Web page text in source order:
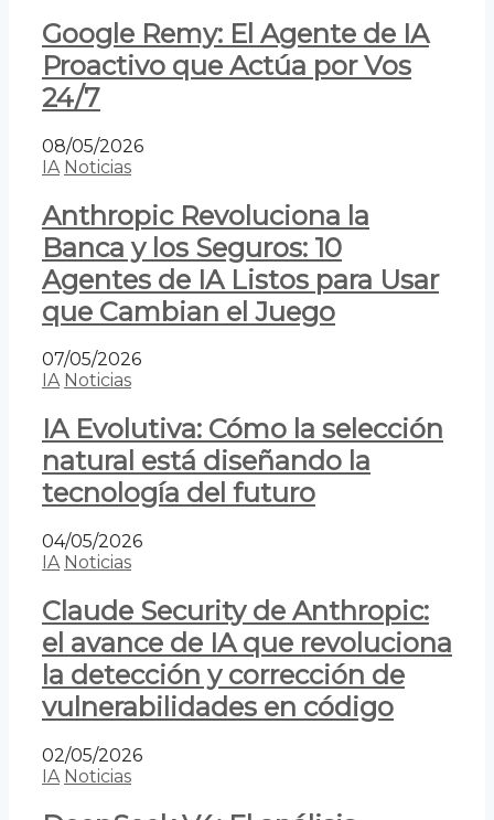
Google Remy: El Agente de IA
Proactivo que Actúa por Vos
24/7
08/05/2026
IA Noticias
Anthropic Revoluciona la
Banca y los Seguros: 10
Agentes de IA Listos para Usar
que Cambian el Juego
07/05/2026
IA Noticias
IA Evolutiva: Cómo la selección
natural está diseñando la
tecnología del futuro
04/05/2026
IA Noticias
Claude Security de Anthropic:
el avance de IA que revoluciona
la detección y corrección de
vulnerabilidades en código
02/05/2026
IA Noticias